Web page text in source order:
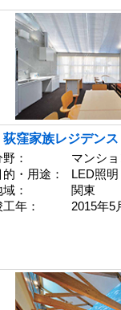
荻窪家族レジデンス
：
マンシ
的・用途：
LED照明
：
関東
年：
2015年5